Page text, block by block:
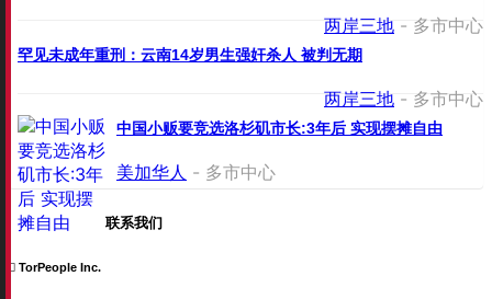
两岸三地 - 多市中心
罕见未成年重刑：云南14岁男生强奸杀人 被判无期
两岸三地 - 多市中心
中国小贩要竞选洛杉矶市长:3年后 实现摆摊自由
美加华人 - 多市中心
联系我们
TorPeople Inc.